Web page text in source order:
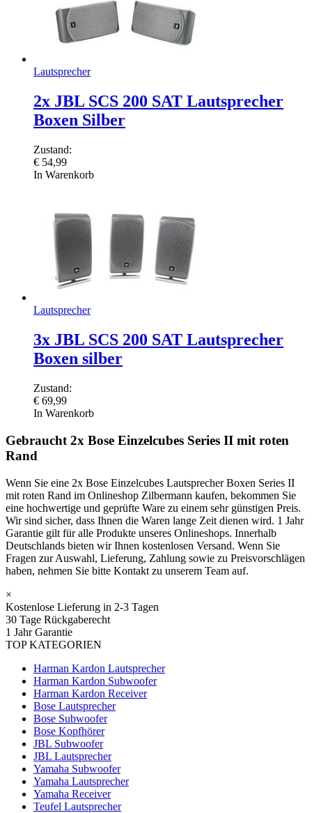
Lautsprecher
2x JBL SCS 200 SAT Lautsprecher
Boxen Silber
Zustand:
€ 54,99
In Warenkorb
Lautsprecher
3x JBL SCS 200 SAT Lautsprecher
Boxen silber
Zustand:
€ 69,99
In Warenkorb
Gebraucht 2x Bose Einzelcubes Series II mit roten
Rand
Wenn Sie eine 2x Bose Einzelcubes Lautsprecher Boxen Series II
mit roten Rand im Onlineshop Zilbermann kaufen, bekommen Sie
eine hochwertige und geprüfte Ware zu einem sehr günstigen Preis.
Wir sind sicher, dass Ihnen die Waren lange Zeit dienen wird. 1 Jahr
Garantie gilt für alle Produkte unseres Onlineshops. Innerhalb
Deutschlands bieten wir Ihnen kostenlosen Versand. Wenn Sie
Fragen zur Auswahl, Lieferung, Zahlung sowie zu Preisvorschlägen
haben, nehmen Sie bitte Kontakt zu unserem Team auf.
×
Kostenlose Lieferung in 2-3 Tagen
30 Tage Rückgaberecht
1 Jahr Garantie
TOP KATEGORIEN
Harman Kardon Lautsprecher
Harman Kardon Subwoofer
Harman Kardon Receiver
Bose Lautsprecher
Bose Subwoofer
Bose Kopfhörer
JBL Subwoofer
JBL Lautsprecher
Yamaha Subwoofer
Yamaha Lautsprecher
Yamaha Receiver
Teufel Lautsprecher